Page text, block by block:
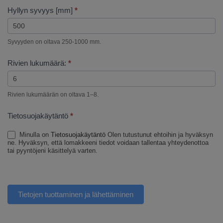
Hyl­lyn syvyys [mm] *
Syvy­y­den on olta­va 250‑1000 mm.
Rivi­en luku­määrä: *
Rivi­en luku­mää­rän on olta­va 1–8.
Tie­to­suo­ja­käy­tän­tö *
Minulla on Tie­to­suo­ja­käy­tän­tö Olen tutus­tu­nut ehtoi­hin ja hyväk­syn
ne. Hyväk­syn, että lomak­kee­ni tie­dot voida­an tal­len­taa yhtey­de­not­toa
tai pyyn­tö­je­ni käsit­te­lyä varten.
Tietojen tuottaminen ja lähettäminen